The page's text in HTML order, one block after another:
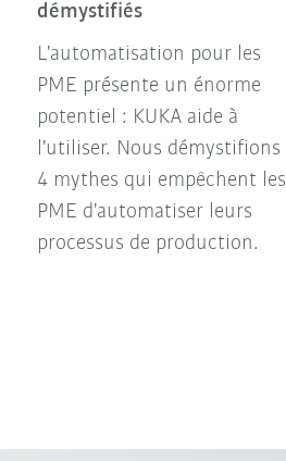
démystifiés
L'automatisation pour les
PME présente un énorme
potentiel : KUKA aide à
l'utiliser. Nous démystifions
4 mythes qui empêchent les
PME d'automatiser leurs
processus de production.